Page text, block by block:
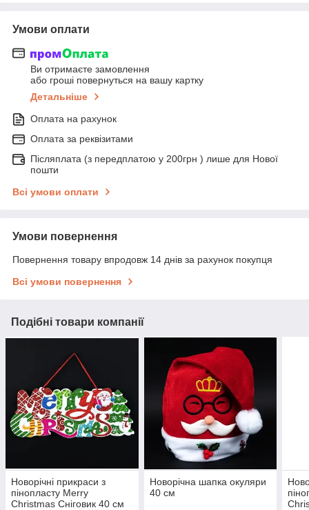
Умови оплати
Ви отримаєте замовлення
або гроші повернуться на вашу картку
Детальніше
Оплата на рахунок
Оплата за реквізитами
Післяплата (з передплатою у 200грн ) лише для Нової
пошти
Всі умови оплати
Умови повернення
Повернення товару впродовж 14 днів за рахунок покупця
Всі умови повернення
Подібні товари компанії
Новорічні прикраси з
пінопласту Merry
Christmas Сніговик 40 см
Новорічна шапка окуляри
40 см